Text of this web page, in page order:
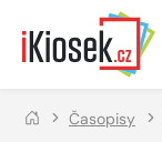
Přejít na hlavní obsah
Časopisy